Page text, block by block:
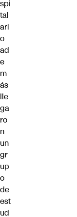
spi
tal
ari
o
ad
e
m
ás
lle
ga
ro
n
un
gr
up
o
de
est
ud